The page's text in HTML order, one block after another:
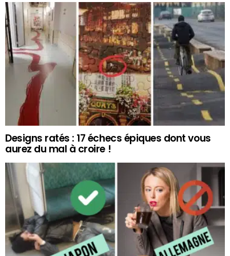
Designs ratés : 17 échecs épiques dont vous
aurez du mal à croire !